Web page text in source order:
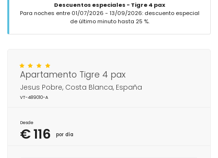
Descuentos especiales - Tigre 4 pax
Para noches entre 01/07/2026 - 13/09/2026: descuento especial
de último minuto hasta 25 %.
Apartamento Tigre 4 pax
Jesus Pobre, Costa Blanca, España
VT-489010-A
Desde
€ 116 por día